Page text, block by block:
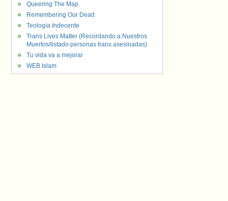
Queering The Map
Remembering Our Dead
Teología Indecente
Trans Lives Matter (Recordando a Nuestros
Muertos/listado personas trans asesinadas)
Tu vida va a mejorar
WEB Islam